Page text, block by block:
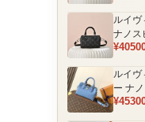
ス
ルイヴ
ナノス
シャド
ルイヴ
ー ナ
ントレ